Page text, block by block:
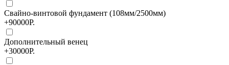
Свайно-винтовой фундамент (108мм/2500мм)
+90000Р.
Дополнительный венец
+30000Р.